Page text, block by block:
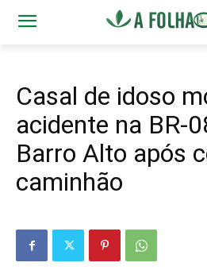
Casal de idoso
acidente na BR-
Barro Alto após
caminhão